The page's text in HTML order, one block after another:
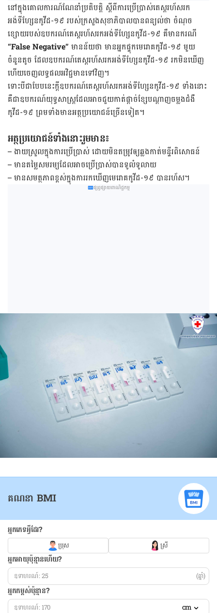
នៅ​ក្នុង​គោលការណ៍​ណែនាំ​ប្រតិបត្តិ ស្តីពី​ការ​ប្រើប្រាស់​តេស្ត​រហ័ស​រក​
អង់ទីហ្សែនកូវីដ-១៩ របស់​ក្រសួង​សុខាភិបាល​បាន​ពន្យល់​ថា ចំណុ​ច
ខ្សោយ​របស់​ឧបករណ៍​តេស្ត​រហ័ស​រក​អង់ទីហ្សែនកូវីដ-១៩ គឺ​មាន​ករណី
“False Negative” មានន័យថា មាន​អ្នក​ផ្ទុក​មេរោគ​កូវីដ-១៩ មួយ​
ចំនួន​តូច ដែល​ឧបករណ៍​តេស្ត​រហ័ស​រក​អង់ទីហ្សែនកូវីដ-១៩ រក​មិន​ឃើញ
ហើយ​ចេញ​លទ្ធផល​អវិជ្ជមាន​ទៅ​វិញ។
ទោះ​បី​ជា​បែប​នេះ​ក្តី​ឧបករណ៍​តេស្ត​រហ័ស​រក​អង់ទីហ្សែនកូវីដ-១៩ ទាំង​នោះ
គឺ​ជា​ឧបករណ៍​យុទ្ធសាស្ត្រ​ដែល​អាច​ជួយ​កាត់​ផ្តាច់​ខ្សែ​បណ្តាញ​ចម្លង​ជំងឺ​
កូវីដ-១៩ ព្រម​ទាំង​មាន​អត្ថប្រយោជន៍​ច្រើន​ទៀត។
អត្ថប្រយោជន៍​ទាំង​នោះ​រួមមាន៖
– ងាយ​ស្រួល​ក្នុង​ការ​ប្រើប្រាស់ ដោយ​មិន​តម្រូវ​ឲ្យ​ឆ្លង​កាត់​មន្ទីរ​ពិសោធន៍
– មាន​តម្លៃ​សមរម្យ​ដែល​អាច​ប្រើប្រាស់​បាន​ទូលំទូលាយ
– មាន​សមត្ថភាព​ខ្ពស់​ក្នុង​ការ​រក​ឃើញ​មេរោគ​កូវីដ-១៩ បាន​រហ័ស។
ផ្សព្វផ្សាយពាណិជ្ជកម្ម
គណនា BMI
អ្នកភេទអ្វីដែរ?
ប្រុស ស្រី
អ្នកអាយុប៉ុន្មានហើយ?
(ឆ្នាំ)
អ្នកកម្ពស់ប៉ុន្មាន?
cm